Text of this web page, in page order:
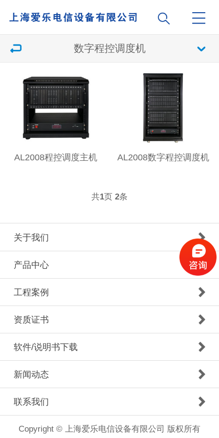
数字程控调度机
AL2008程控调度主机 AL2008数字程控调度机
共1页 2条
关于我们
产品中心
工程案例
资质证书
软件/说明书下载
新闻动态
联系我们
Copyright © 上海爱乐电信设备有限公司 版权所有